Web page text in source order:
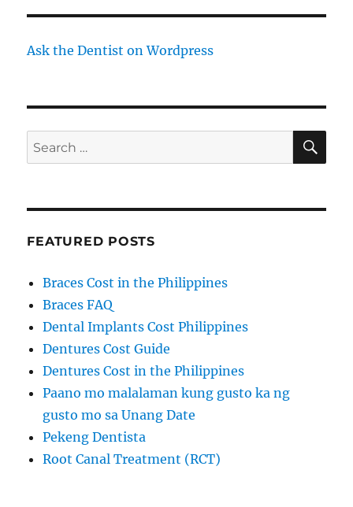
Ask the Dentist on Wordpress
Search
for:
FEATURED POSTS
Braces Cost in the Philippines
Braces FAQ
Dental Implants Cost Philippines
Dentures Cost Guide
Dentures Cost in the Philippines
Paano mo malalaman kung gusto ka ng
gusto mo sa Unang Date
Pekeng Dentista
Root Canal Treatment (RCT)